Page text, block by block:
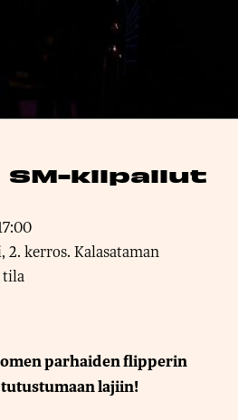
SM-kilpailut
2. kerros. Kalasataman
tila
parhaiden flipperin
lajiin!